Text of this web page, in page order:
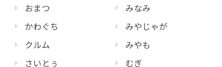
おまつ
かわぐち
クルム
さいとぅ
みなみ
みやじゃが
みやも
むぎ